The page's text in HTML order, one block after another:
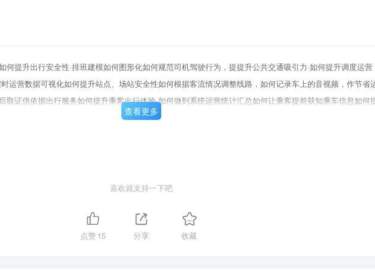
何提升出行安全性·排班建模如何图形化如何规范司机驾驶行为，提提升公共交通吸引力·如何提升调度运营
运营数据可视化如何提升站点、场站安全性如何根据客流情况调整线路，如何记录车上的音视频，作节省
取证供依据出行服务如何提升乘客出行体验·如何做到系统运营统计汇总如何让乘客提前获知乘车信息如何
查看更多
喜欢就支持一下吧
点赞15 分享 收藏